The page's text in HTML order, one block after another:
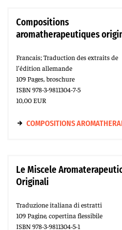
Compositions
aromatherapeutiques
Francais; Traduction des extraits de
l’édition allemande
109 Pages, broschure
ISBN 978-3-9811304-7-5
10,00 EUR
COMPOSITIONS
Le Miscele
Originali
Traduzione italiana di estratti
109 Pagine, copertina flessibile
ISBN 978-3-9811304-5-1